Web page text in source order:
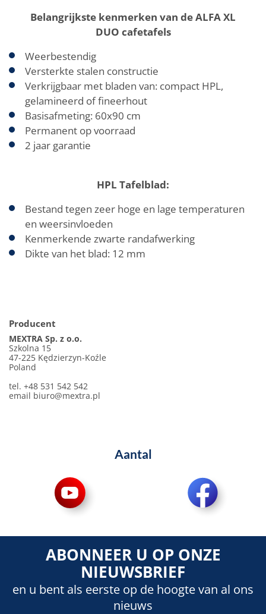
Belangrijkste kenmerken van de ALFA XL
DUO cafetafels
Weerbestendig
Versterkte stalen constructie
Verkrijgbaar met bladen van: compact HPL,
gelamineerd of fineerhout
Basisafmeting: 60x90 cm
Permanent op voorraad
2 jaar garantie
HPL Tafelblad:
Bestand tegen zeer hoge en lage temperaturen
en weersinvloeden
Kenmerkende zwarte randafwerking
Dikte van het blad: 12 mm
Producent
MEXTRA Sp. z o.o.
Szkolna 15
47-225 Kędzierzyn-Koźle
Poland
tel. +48 531 542 542
email biuro@mextra.pl
Aantal
ABONNEER U OP ONZE
NIEUWSBRIEF
en u bent als eerste op de hoogte van al ons
nieuws